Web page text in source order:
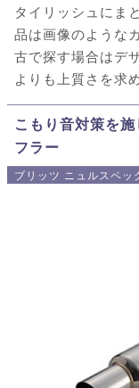
タイリッシュにま
品は画像のような
古で探す場合はデ
よりも上質さを求
こもり音対策を
フラー
ブリッツ ニュルスペッ